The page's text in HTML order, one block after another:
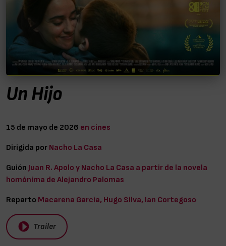
Un Hijo
15 de mayo de 2026 en cines
Dirigida por Nacho La Casa
Guión Juan R. Apolo y Nacho La Casa a partir de la novela
homónima de Alejandro Palomas
Reparto Macarena García, Hugo Silva, Ian Cortegoso
Trailer